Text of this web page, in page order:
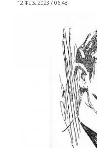
12 Φεβ. 2023 / 06:43